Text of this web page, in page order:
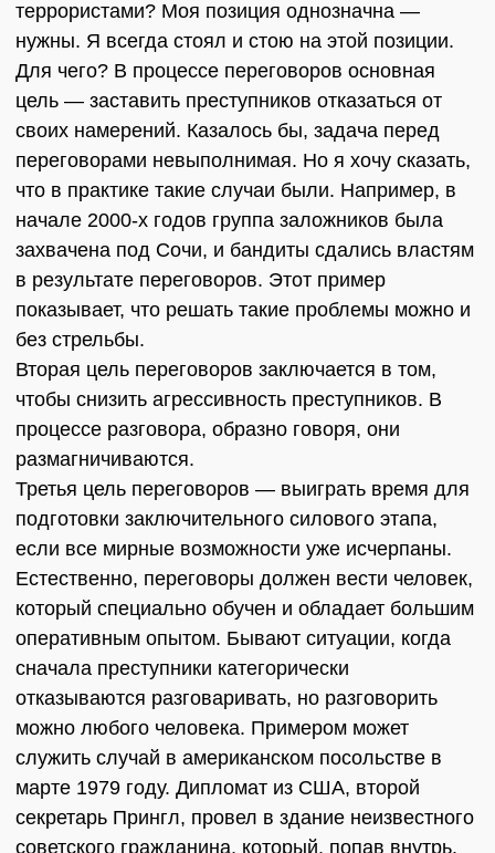
террористами? Моя позиция однозначна —
нужны. Я всегда стоял и стою на этой позиции.
Для чего? В процессе переговоров основная
цель — заставить преступников отказаться от
своих намерений. Казалось бы, задача перед
переговорами невыполнимая. Но я хочу сказать,
что в практике такие случаи были. Например, в
начале 2000-х годов группа заложников была
захвачена под Сочи, и бандиты сдались властям
в результате переговоров. Этот пример
показывает, что решать такие проблемы можно и
без стрельбы.
Вторая цель переговоров заключается в том,
чтобы снизить агрессивность преступников. В
процессе разговора, образно говоря, они
размагничиваются.
Третья цель переговоров — выиграть время для
подготовки заключительного силового этапа,
если все мирные возможности уже исчерпаны.
Естественно, переговоры должен вести человек,
который специально обучен и обладает большим
оперативным опытом. Бывают ситуации, когда
сначала преступники категорически
отказываются разговаривать, но разговорить
можно любого человека. Примером может
служить случай в американском посольстве в
марте 1979 году. Дипломат из США, второй
секретарь Прингл, провел в здание неизвестного
советского гражданина, который, попав внутрь,